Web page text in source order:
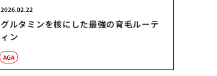
グルタミンを核にした最強の育毛ルーテ
ィン
2026.02.22
AGA